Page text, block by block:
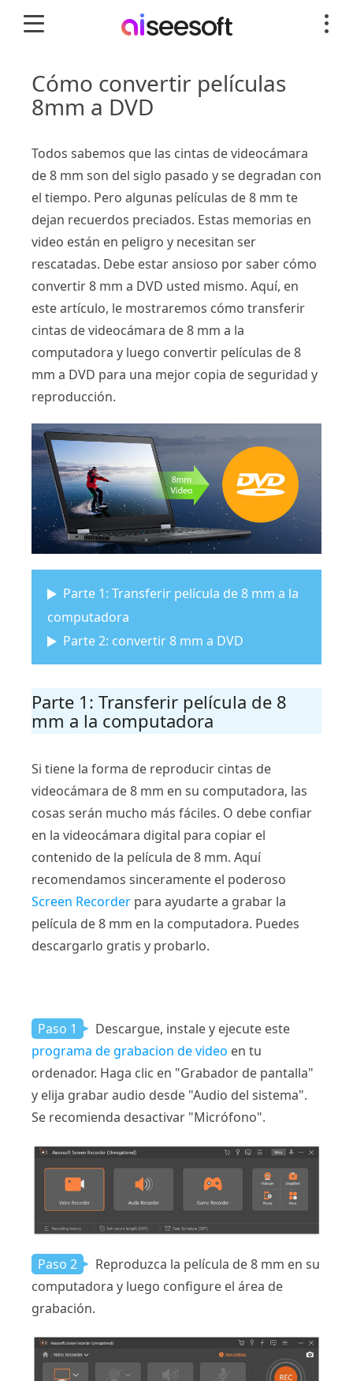
Cómo convertir películas
8mm a DVD
Todos sabemos que las cintas de videocámara
de 8 mm son del siglo pasado y se degradan con
el tiempo. Pero algunas películas de 8 mm te
dejan recuerdos preciados. Estas memorias en
video están en peligro y necesitan ser
rescatadas. Debe estar ansioso por saber cómo
convertir 8 mm a DVD usted mismo. Aquí, en
este artículo, le mostraremos cómo transferir
cintas de videocámara de 8 mm a la
computadora y luego convertir películas de 8
mm a DVD para una mejor copia de seguridad y
reproducción.
Parte 1: Transferir película de 8 mm a la
computadora
Parte 2: convertir 8 mm a DVD
Parte 1: Transferir película de 8
mm a la computadora
Si tiene la forma de reproducir cintas de
videocámara de 8 mm en su computadora, las
cosas serán mucho más fáciles. O debe confiar
en la videocámara digital para copiar el
contenido de la película de 8 mm. Aquí
recomendamos sinceramente el poderoso
Screen Recorder para ayudarte a grabar la
película de 8 mm en la computadora. Puedes
descargarlo gratis y probarlo.
Paso 1
Descargue, instale y ejecute este
programa de grabacion de video en tu
ordenador. Haga clic en "Grabador de pantalla"
y elija grabar audio desde "Audio del sistema".
Se recomienda desactivar "Micrófono".
Paso 2
Reproduzca la película de 8 mm en su
computadora y luego configure el área de
grabación.